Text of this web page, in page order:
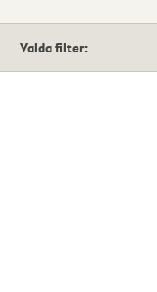
träffar
Valda filter: